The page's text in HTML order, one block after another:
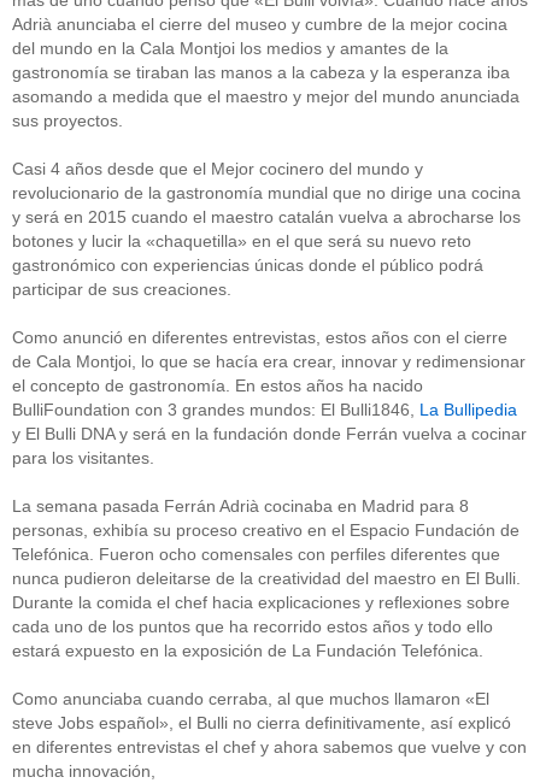
Adrià anunciaba el cierre del museo y cumbre de la mejor cocina
del mundo en la Cala Montjoi los medios y amantes de la
gastronomía se tiraban las manos a la cabeza y la esperanza iba
asomando a medida que el maestro y mejor del mundo anunciada
sus proyectos.
Casi 4 años desde que el Mejor cocinero del mundo y
revolucionario de la gastronomía mundial que no dirige una cocina
y será en 2015 cuando el maestro catalán vuelva a abrocharse los
botones y lucir la «chaquetilla» en el que será su nuevo reto
gastronómico con experiencias únicas donde el público podrá
participar de sus creaciones.
Como anunció en diferentes entrevistas, estos años con el cierre
de Cala Montjoi, lo que se hacía era crear, innovar y redimensionar
el concepto de gastronomía. En estos años ha nacido
BulliFoundation con 3 grandes mundos: El Bulli1846, La Bullipedia
y El Bulli DNA y será en la fundación donde Ferrán vuelva a cocinar
para los visitantes.
La semana pasada Ferrán Adrià cocinaba en Madrid para 8
personas, exhibía su proceso creativo en el Espacio Fundación de
Telefónica. Fueron ocho comensales con perfiles diferentes que
nunca pudieron deleitarse de la creatividad del maestro en El Bulli.
Durante la comida el chef hacia explicaciones y reflexiones sobre
cada uno de los puntos que ha recorrido estos años y todo ello
estará expuesto en la exposición de La Fundación Telefónica.
Como anunciaba cuando cerraba, al que muchos llamaron «El
steve Jobs español», el Bulli no cierra definitivamente, así explicó
en diferentes entrevistas el chef y ahora sabemos que vuelve y con
mucha innovación,